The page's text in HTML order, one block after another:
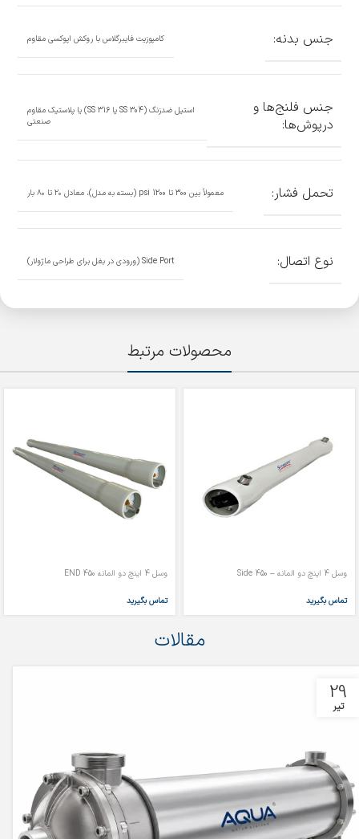
جنس بدنه: کامپوزیت فایبرگلاس با روکش اپوکسی مقاوم
جنس فلنج‌ها و
درپوش‌ها:
استیل ضدزنگ (SS 304 یا SS 316) یا پلاستیک مقاوم
صنعتی
تحمل فشار: معمولاً بین 300 تا 1200 psi (بسته به مدل)، معادل ۲۰ تا ۸۰ بار
نوع اتصال: Side Port (ورودی در بغل برای طراحی ماژولار)
محصولات مرتبط
وسل 4 اینچ دو المانه – 450 Side
تماس بگیرید
وسل 4 اینچ دو المانه 450 END
تماس بگیرید
مقالات
29
تیر